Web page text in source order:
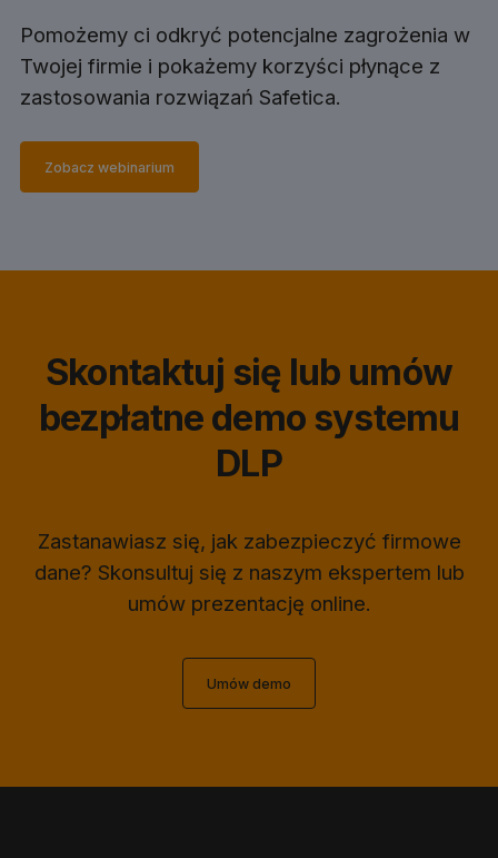
Pomożemy ci odkryć potencjalne zagrożenia w
Twojej firmie i pokażemy korzyści płynące z
zastosowania rozwiązań Safetica.
Zobacz webinarium
Skontaktuj się lub umów
bezpłatne demo systemu
DLP
Zastanawiasz się, jak zabezpieczyć firmowe
dane? Skonsultuj się z naszym ekspertem lub
umów prezentację online.
Umów demo